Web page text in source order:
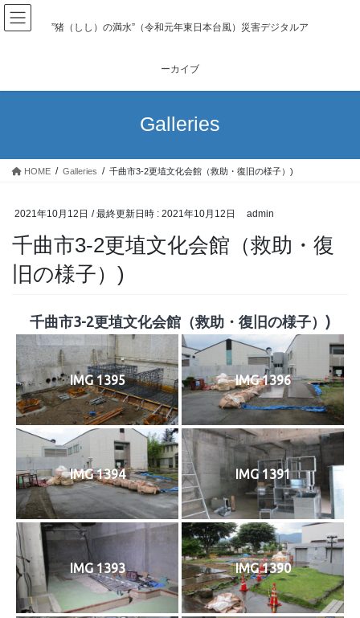
コ
ン
へ
プ
ナ
ビ
ョ
動
”猪（しし）の満水”（令和元年東日本台風）災害デジタルア
ーカイブ
Galleries
HOME Galleries 千曲市3-2更埴文化会館（救助・復旧の様子）)
2021年10月12日 / 最終更新日時 : 2021年10月12日 admin
千曲市3-2更埴文化会館（救助・復
旧の様子）)
千曲市3-2更埴文化会館（救助・復旧の様子）)
IMG 1395 IMG 1396
IMG 1394 IMG 1391
IMG 1393 IMG 1390